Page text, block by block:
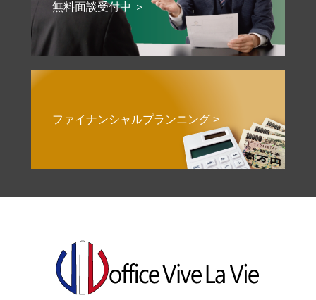
無料面談受付中 ＞
ファイナンシャルプランニング >